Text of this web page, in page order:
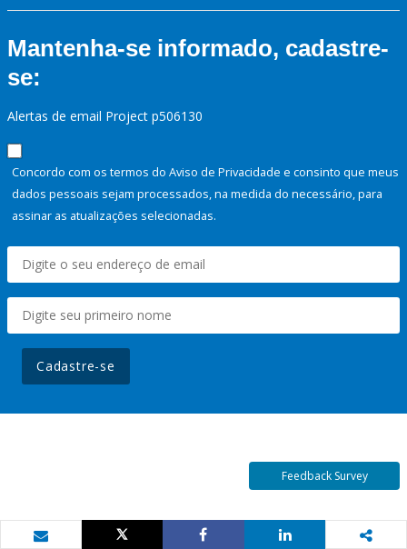
Mantenha-se informado, cadastre-
se:
Alertas de email Project p506130
Concordo com os termos do Aviso de Privacidade e consinto que meus
dados pessoais sejam processados, na medida do necessário, para
assinar as atualizações selecionadas.
Cadastre-se
Feedback Survey